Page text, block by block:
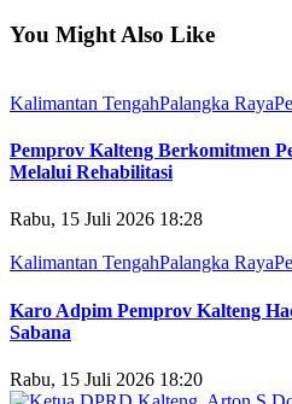
You Might Also Like
Kalimantan TengahPalangka Raya
Pemprov Kalteng Berkomitmen
Melalui Rehabilitasi
Rabu, 15 Juli 2026 18:28
Kalimantan TengahPalangka Raya
Karo Adpim Pemprov Kalteng
Sabana
Rabu, 15 Juli 2026 18:20